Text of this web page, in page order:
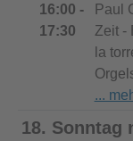
16:00 -
17:30
Paul
Zeit -
la
18. Sonntag